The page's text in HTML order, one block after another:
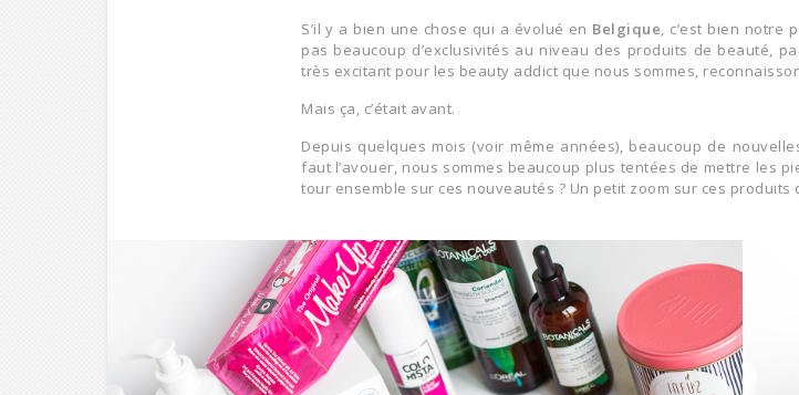
S’il y a bien une chose qui a évolué en Belgique, c’est bien notre
pas beaucoup d’exclusivités au niveau des produits de beauté,
très excitant pour les beauty addict que nous sommes,
Mais ça, c’était avant.
Depuis quelques mois (voir même années), beaucoup de
faut l’avouer, nous sommes beaucoup plus tentées de mettre les
tour ensemble sur ces nouveautés ? Un petit zoom sur ces produits